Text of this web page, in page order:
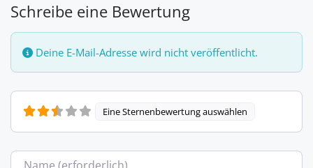
Schreibe eine Bewertung
Deine E-Mail-Adresse wird nicht veröffentlicht.
Eine Sternenbewertung auswählen
Name